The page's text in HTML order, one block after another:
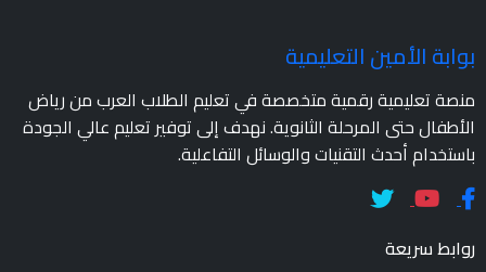
بوابة الأمين التعليمية
منصة تعليمية رقمية متخصصة في تعليم الطلاب العرب من رياض
الأطفال حتى المرحلة الثانوية. نهدف إلى توفير تعليم عالي الجودة
باستخدام أحدث التقنيات والوسائل التفاعلية.
روابط سريعة